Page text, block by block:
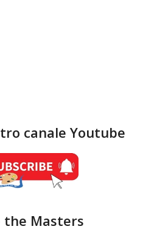
canale Youtube
the Masters